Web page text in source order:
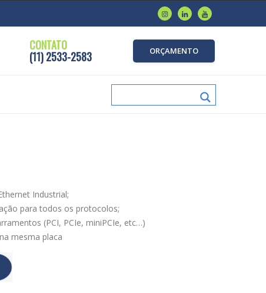
CONTATO
(11) 2533-2583 ORÇAMENTO
Industrial;
para todos os protocolos;
(PCI, PCIe, miniPCIe, etc…)
mesma placa